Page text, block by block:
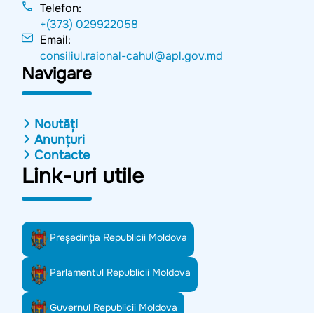
Telefon:
+(373) 029922058
Email:
consiliul.raional-cahul@apl.gov.md
Navigare
Noutăți
Anunțuri
Contacte
Link-uri utile
Preşedinţia Republicii Moldova
Parlamentul Republicii Moldova
Guvernul Republicii Moldova